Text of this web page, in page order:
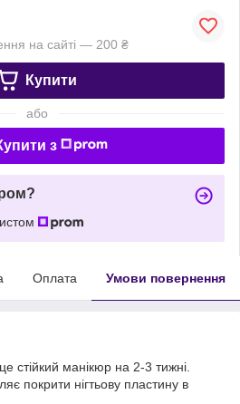
на сайті — 200 ₴
Купити
або
з
Оплата Умови повернення
стійкий манікюр на 2-3 тижні.
покрити нігтьову пластину в